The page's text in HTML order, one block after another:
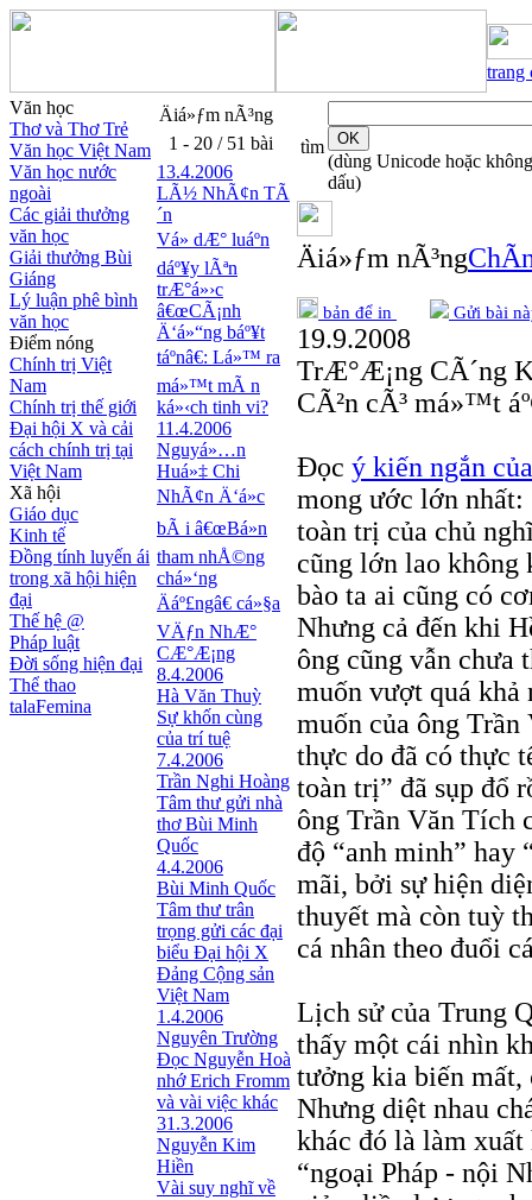
trang
Văn học
Thơ và Thơ Trẻ
Văn học Việt Nam
Văn học nước
ngoài
Các giải thưởng
văn học
Giải thưởng Bùi
Giáng
Lý luận phê bình
văn học
Điểm nóng
Chính trị Việt
Nam
Chính trị thế giới
Đại hội X và cải
cách chính trị tại
Việt Nam
Xã hội
Giáo dục
Kinh tế
Đồng tính luyến ái
trong xã hội hiện
đại
Thế hệ @
Pháp luật
Đời sống hiện đại
Thể thao
talaFemina
Äiá»ƒm nÃ³ng
1 - 20 / 51 bài
13.4.2006
LÃ½ NhÃ¢n TÃ
´n
Vá» dÆ° luáº­n
dáº¥y lÃªn
trÆ°á»›c
â€œCÃ¡nh
Ä‘á»“ng báº¥t
táº­nâ€: Lá»™ ra
má»™t mÃ n
ká»‹ch tinh vi?
11.4.2006
Nguyá»…n
Huá»‡ Chi
NhÃ¢n Ä‘á»c
bÃ i â€œBá»n
tham nhÅ©ng
chá»‘ng
Äáº£ngâ€ cá»§a
VÄƒn NhÆ°
CÆ°Æ¡ng
8.4.2006
Hà Văn Thuỳ
Sự khốn cùng
của trí tuệ
7.4.2006
Trần Nghi Hoàng
Tâm thư gửi nhà
thơ Bùi Minh
Quốc
4.4.2006
Bùi Minh Quốc
Tâm thư trân
trọng gửi các đại
biểu Đại hội X
Đảng Cộng sản
Việt Nam
1.4.2006
Nguyên Trường
Đọc Nguyễn Hoà
nhớ Erich Fromm
và vài việc khác
31.3.2006
Nguyễn Kim
Hiền
Vài suy nghĩ về
tìm
(dùng Unicode hoặc không
dấu)
Äiá»ƒm nÃ³ng
bản để in Gửi bài
19.9.2008
TrÆ°Æ¡ng CÃ´ng
CÃ²n cÃ³ má»™t
Đọc ý kiến ngắn
mong ước lớn
toàn trị của chủ
cũng lớn lao
bào ta ai cũng có
Nhưng cả đến khi
ông cũng vẫn chưa
muốn vượt quá khả
muốn của ông
thực do đã có thực
toàn trị” đã sụp đổ
ông Trần Văn Tích
độ “anh minh” hay
mãi, bởi sự hiện
thuyết mà còn tuỳ
cá nhân theo đuổi
Lịch sử của Trung
thấy một cái nhìn
tưởng kia biến mất,
Nhưng diệt nhau
khác đó là làm
“ngoại Pháp - nội